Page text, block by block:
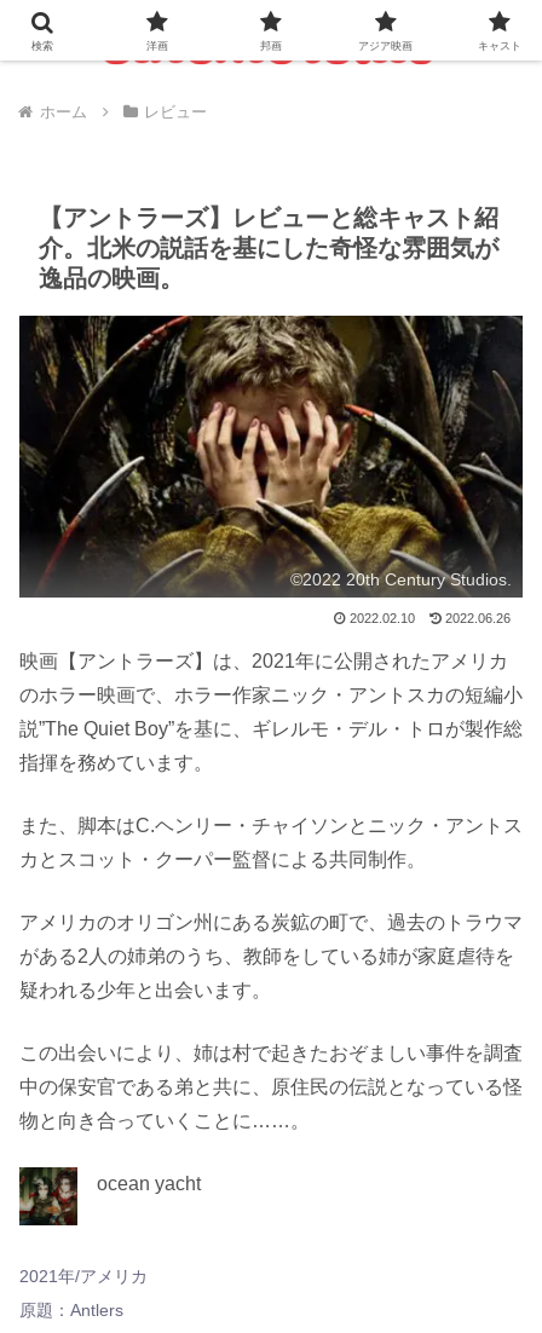
ホーム レビュー
【アントラーズ】レビューと総キャスト紹
介。北米の説話を基にした奇怪な雰囲気が
逸品の映画。
©2022 20th Century Studios.
2022.02.10 2022.06.26
映画【アントラーズ】は、2021年に公開されたアメリカ
のホラー映画で、ホラー作家ニック・アントスカの短編小
説”The Quiet Boy”を基に、ギレルモ・デル・トロが製作総
指揮を務めています。
また、脚本はC.ヘンリー・チャイソンとニック・アントス
カとスコット・クーパー監督による共同制作。
アメリカのオリゴン州にある炭鉱の町で、過去のトラウマ
がある2人の姉弟のうち、教師をしている姉が家庭虐待を
疑われる少年と出会います。
この出会いにより、姉は村で起きたおぞましい事件を調査
中の保安官である弟と共に、原住民の伝説となっている怪
物と向き合っていくことに……。
ocean yacht
2021年/アメリカ
原題：Antlers
検索 洋画 邦画 アジア映画 キャスト